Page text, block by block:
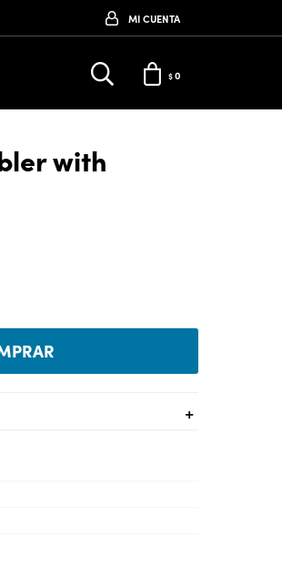
$0
with